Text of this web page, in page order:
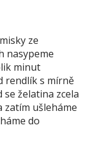
ze
nasypeme
minut
rendlík s mírně
želatina zcela
zatím ušleháme
do